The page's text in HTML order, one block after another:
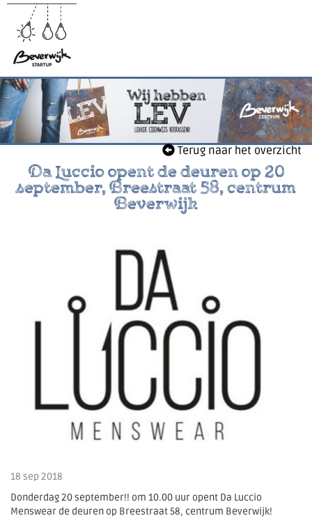
Terug naar het overzicht
Da Luccio opent de deuren op 20
september, Breestraat 58, centrum
Beverwijk
18 sep 2018
Donderdag 20 september!! om 10.00 uur opent Da Luccio
Menswear de deuren op Breestraat 58, centrum Beverwijk!